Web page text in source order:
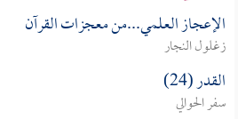
الإعجاز العلمي...من معجزات القرآن
زغلول النجار
القدر (24)
سفر الحوالي